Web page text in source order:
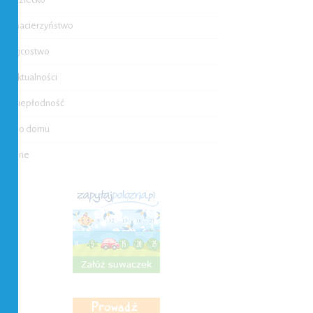
Macierzyństwo
Ojcostwo
Aktualności
Niepłodność
Do domu
Inne